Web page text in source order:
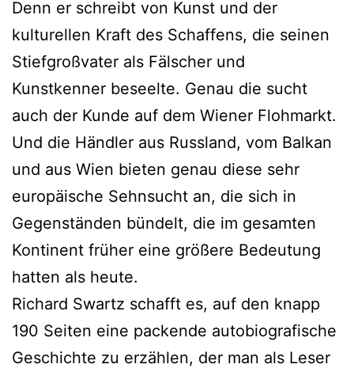
Denn er schreibt von Kunst und der
kulturellen Kraft des Schaffens, die seinen
Stiefgroßvater als Fälscher und
Kunstkenner beseelte. Genau die sucht
auch der Kunde auf dem Wiener Flohmarkt.
Und die Händler aus Russland, vom Balkan
und aus Wien bieten genau diese sehr
europäische Sehnsucht an, die sich in
Gegenständen bündelt, die im gesamten
Kontinent früher eine größere Bedeutung
hatten als heute.
Richard Swartz schafft es, auf den knapp
190 Seiten eine packende autobiografische
Geschichte zu erzählen, der man als Leser